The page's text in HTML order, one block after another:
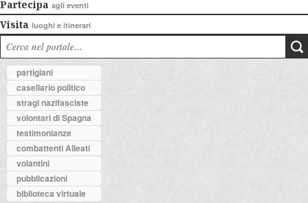
Partecipa agli eventi
Visita luoghi e itinerari
partigiani
casellario politico
stragi nazifasciste
volontari di Spagna
testimonianze
combattenti Alleati
volantini
pubblicazioni
biblioteca virtuale